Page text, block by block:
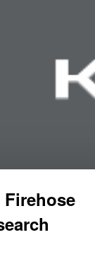
Firehose